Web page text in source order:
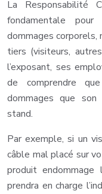
La Responsabilité
fondamentale
dommages
tiers (visiteurs,
l’exposant, ses
de comprendre
dommages que
stand.
Par exemple, si un
câble mal placé sur
produit
prendra en charge